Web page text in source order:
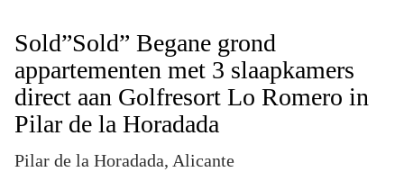
Sold”Sold” Begane grond
appartementen met 3 slaapkamers
direct aan Golfresort Lo Romero in
Pilar de la Horadada
Pilar de la Horadada, Alicante